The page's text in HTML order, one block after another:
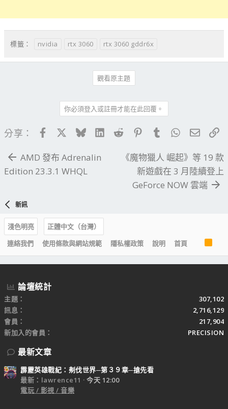
標籤： nvidia rtx 3060 rtx 3060 gddr6x
觀看原主題
你必須登入或註冊才能在此回覆。
分享： FacebookBlueskyLinkedIn
Reddit PinterestTumblrWhatsApp
電子
AMD 發布 Adrenalin
Edition 23.3.1 WHQL
《魔物獵人 崛起》等 19 款
新遊戲在 3 月陸續登上
GeForce NOW 雲端
新訊
淺色明亮
正體中文（台灣）
連絡我們
使用條款與網站規範 隱私權政策 說明 首頁
R
S
S
論壇統計
主題
307,102
訊息
2,716,129
會員
217,904
新加入的會員
PRECISION
最新文章
霹靂英雄戰紀：刜伐世界─第３９章─搶先看
最新：lawrence11
今天 12:00
電玩 / 影視 / 音樂